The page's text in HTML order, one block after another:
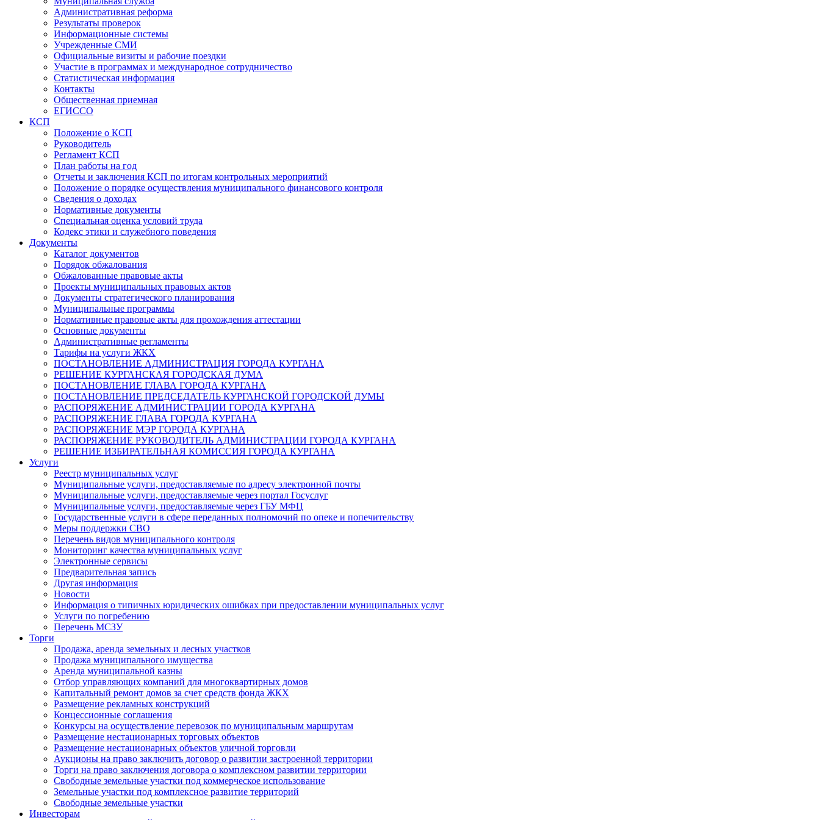
Административная реформа
Результаты проверок
Информационные системы
Учрежденные СМИ
Официальные визиты и рабочие поездки
Участие в программах и международное сотрудничество
Статистическая информация
Контакты
Общественная приемная
ЕГИССО
КСП
Положение о КСП
Руководитель
Регламент КСП
План работы на год
Отчеты и заключения КСП по итогам контрольных мероприятий
Положение о порядке осуществления муниципального финансового контроля
Сведения о доходах
Нормативные документы
Специальная оценка условий труда
Кодекс этики и служебного поведения
Документы
Каталог документов
Порядок обжалования
Обжалованные правовые акты
Проекты муниципальных правовых актов
Документы стратегического планирования
Муниципальные программы
Нормативные правовые акты для прохождения аттестации
Основные документы
Административные регламенты
Тарифы на услуги ЖКХ
ПОСТАНОВЛЕНИЕ АДМИНИСТРАЦИЯ ГОРОДА КУРГАНА
РЕШЕНИЕ КУРГАНСКАЯ ГОРОДСКАЯ ДУМА
ПОСТАНОВЛЕНИЕ ГЛАВА ГОРОДА КУРГАНА
ПОСТАНОВЛЕНИЕ ПРЕДСЕДАТЕЛЬ КУРГАНСКОЙ ГОРОДСКОЙ ДУМЫ
РАСПОРЯЖЕНИЕ АДМИНИСТРАЦИИ ГОРОДА КУРГАНА
РАСПОРЯЖЕНИЕ ГЛАВА ГОРОДА КУРГАНА
РАСПОРЯЖЕНИЕ МЭР ГОРОДА КУРГАНА
РАСПОРЯЖЕНИЕ РУКОВОДИТЕЛЬ АДМИНИСТРАЦИИ ГОРОДА КУРГАНА
РЕШЕНИЕ ИЗБИРАТЕЛЬНАЯ КОМИССИЯ ГОРОДА КУРГАНА
Услуги
Реестр муниципальных услуг
Муниципальные услуги, предоставляемые по адресу электронной почты
Муниципальные услуги, предоставляемые через портал Госуслуг
Муниципальные услуги, предоставляемые через ГБУ МФЦ
Государственные услуги в сфере переданных полномочий по опеке и попечительству
Меры поддержки СВО
Перечень видов муниципального контроля
Мониторинг качества муниципальных услуг
Электронные сервисы
Предварительная запись
Другая информация
Новости
Информация о типичных юридических ошибках при предоставлении муниципальных услуг
Услуги по погребению
Перечень МСЗУ
Торги
Продажа, аренда земельных и лесных участков
Продажа муниципального имущества
Аренда муниципальной казны
Отбор управляющих компаний для многоквартирных домов
Капитальный ремонт домов за счет средств фонда ЖКХ
Размещение рекламных конструкций
Концессионные соглашения
Конкурсы на осуществление перевозок по муниципальным маршрутам
Размещение нестационарных торговых объектов
Размещение нестационарных объектов уличной торговли
Аукционы на право заключить договор о развитии застроенной территории
Торги на право заключения договора о комплексном развитии территории
Свободные земельные участки под коммерческое использование
Земельные участки под комплексное развитие территорий
Свободные земельные участки
Инвесторам